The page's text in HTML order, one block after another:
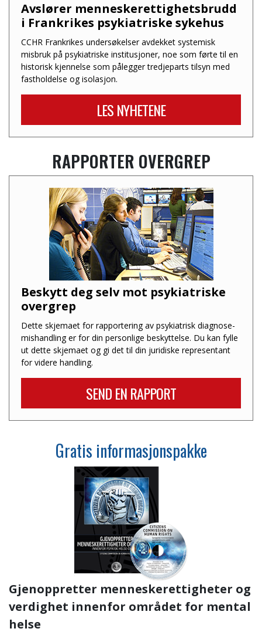
Avslører menneskerettighetsbrudd
i Frankrikes psykiatriske sykehus
CCHR Frankrikes undersøkelser avdekket systemisk
misbruk på psykiatriske institusjoner, noe som førte til en
historisk kjennelse som pålegger tredjeparts tilsyn med
fastholdelse og isolasjon.
LES NYHETENE
RAPPORTER OVERGREP
Beskytt deg selv mot psykiatriske
overgrep
Dette skjemaet for rapportering av psykiatrisk diagnose-
mishandling er for din personlige beskyttelse. Du kan fylle
ut dette skjemaet og gi det til din juridiske representant
for videre handling.
SEND EN RAPPORT
Gratis informasjonspakke
Gjenoppretter menneskerettigheter og
verdighet innenfor området for mental
helse